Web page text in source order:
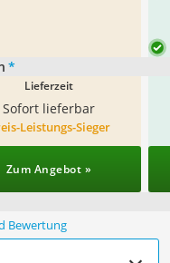
*
Lieferzeit
Sofort lieferbar
Leistungs-Sieger
Zum Angebot »
Bewertung